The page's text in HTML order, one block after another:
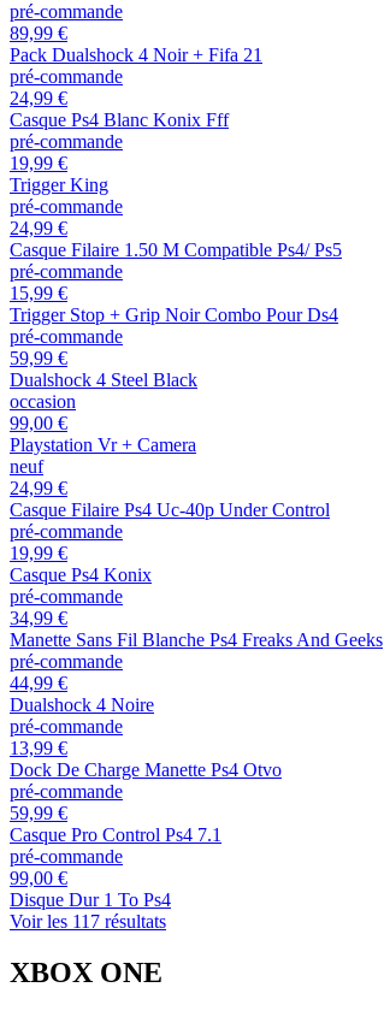
pré-commande
89,99 €
Pack Dualshock 4 Noir + Fifa 21
pré-commande
24,99 €
Casque Ps4 Blanc Konix Fff
pré-commande
19,99 €
Trigger King
pré-commande
24,99 €
Casque Filaire 1.50 M Compatible Ps4/ Ps5
pré-commande
15,99 €
Trigger Stop + Grip Noir Combo Pour Ds4
pré-commande
59,99 €
Dualshock 4 Steel Black
occasion
99,00 €
Playstation Vr + Camera
neuf
24,99 €
Casque Filaire Ps4 Uc-40p Under Control
pré-commande
19,99 €
Casque Ps4 Konix
pré-commande
34,99 €
Manette Sans Fil Blanche Ps4 Freaks And Geeks
pré-commande
44,99 €
Dualshock 4 Noire
pré-commande
13,99 €
Dock De Charge Manette Ps4 Otvo
pré-commande
59,99 €
Casque Pro Control Ps4 7.1
pré-commande
99,00 €
Disque Dur 1 To Ps4
Voir les 117 résultats
XBOX ONE